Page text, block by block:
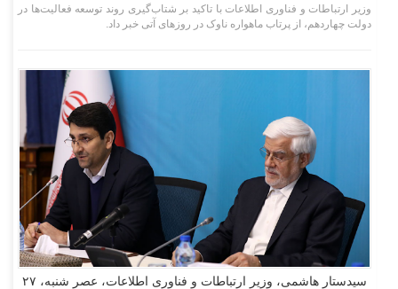
وزیر ارتباطات و فناوری اطلاعات با تاکید بر شتاب‌گیری روند توسعه فعالیت‌ها در
دولت چهاردهم، از پرتاب ماهواره ناوک در روز‌های آتی خبر داد.
سیدستار هاشمی، وزیر ارتباطات و فناوری اطلاعات، عصر شنبه، ۲۷